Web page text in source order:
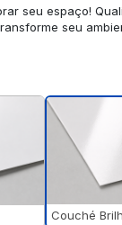
seu espaço!
seu
Couché